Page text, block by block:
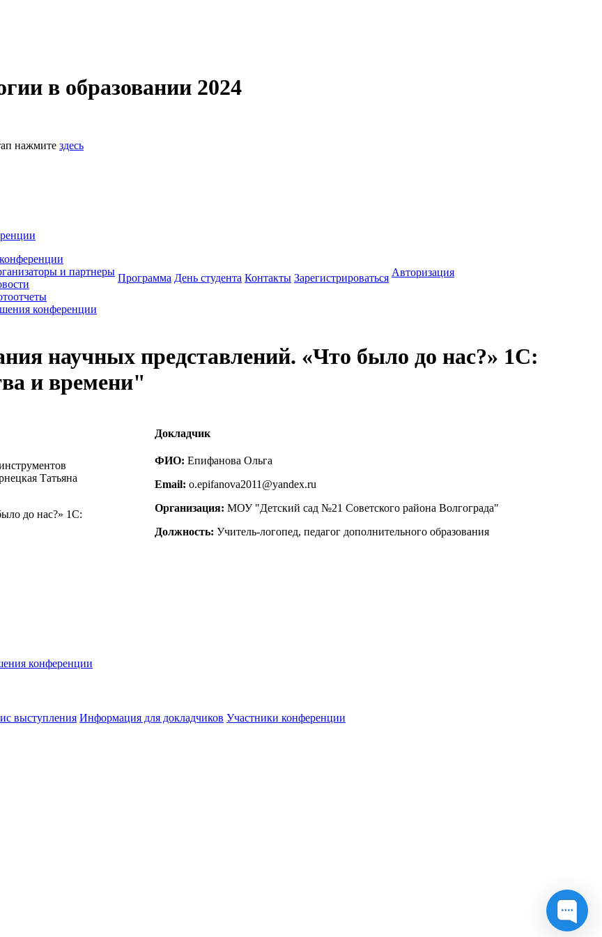
в образовании 2024
нажмите здесь
и партнеры
конференции
Программа День студента Контакты Зарегистрироваться Авторизация
научных представлений. «Что было до нас?» 1С:
и времени"
Татьяна
до нас?» 1С:
Докладчик
ФИО: Епифанова Ольга
Email: o.epifanova2011@yandex.ru
Организация: МОУ "Детский сад №21 Советского района Волгограда"
Должность: Учитель-логопед, педагог дополнительного образования
конференции
выступления Информация для докладчиков Участники конференции